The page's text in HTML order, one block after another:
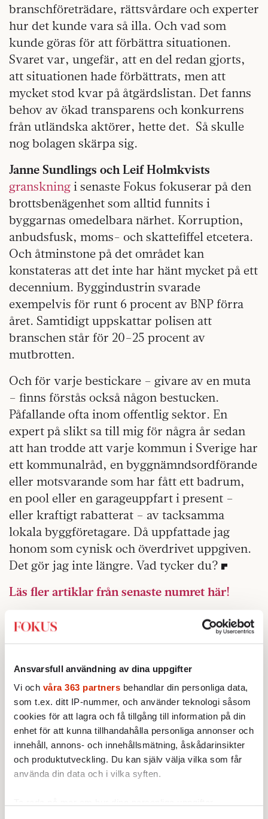
Ansvarsfull användning av dina uppgifter
Vi och våra 363 partners behandlar din personliga data,
som t.ex. ditt IP-nummer, och använder teknologi såsom
cookies för att lagra och få tillgång till information på din
enhet för att kunna tillhandahålla personliga annonser och
innehåll, annons- och innehållsmätning, åskådarinsikter
och produktutveckling. Du kan själv välja vilka som får
använda din data och i vilka syften.
branschföreträdare, rättsvårdare och experter
hur det kunde vara så illa. Och vad som
kunde göras för att förbättra situationen.
Svaret var, ungefär, att en del redan gjorts,
att situationen hade förbättrats, men att
mycket stod kvar på åtgärdslistan. Det fanns
behov av ökad transparens och konkurrens
från utländska aktörer, hette det. Så skulle
nog bolagen skärpa sig.
Janne Sundlings och Leif Holmkvists
granskning i senaste Fokus fokuserar på den
brottsbenägenhet som alltid funnits i
byggarnas omedelbara närhet. Korruption,
anbudsfusk, moms- och skattefiffel etcetera.
Och åtminstone på det området kan
konstateras att det inte har hänt mycket på ett
decennium. Byggindustrin svarade
exempelvis för runt 6 procent av BNP förra
året. Samtidigt uppskattar polisen att
branschen står för 20–25 procent av
mutbrotten.
Och för varje bestickare – givare av en muta
– finns förstås också någon bestucken.
Påfallande ofta inom offentlig sektor. En
expert på slikt sa till mig för några år sedan
att han trodde att varje kommun i Sverige har
ett kommunalråd, en byggnämndsordförande
eller motsvarande som har fått ett badrum,
en pool eller en garageuppfart i present –
eller kraftigt rabatterat – av tacksamma
lokala byggföretagare. Då uppfattade jag
honom som cynisk och överdrivet uppgiven.
Det gör jag inte längre. Vad tycker du?
Läs fler artiklar från senaste numret här!